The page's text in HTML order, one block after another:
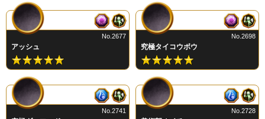
アッシュ
No.2677
究極タイコウボウ
No.2698
No.2741 No.2728